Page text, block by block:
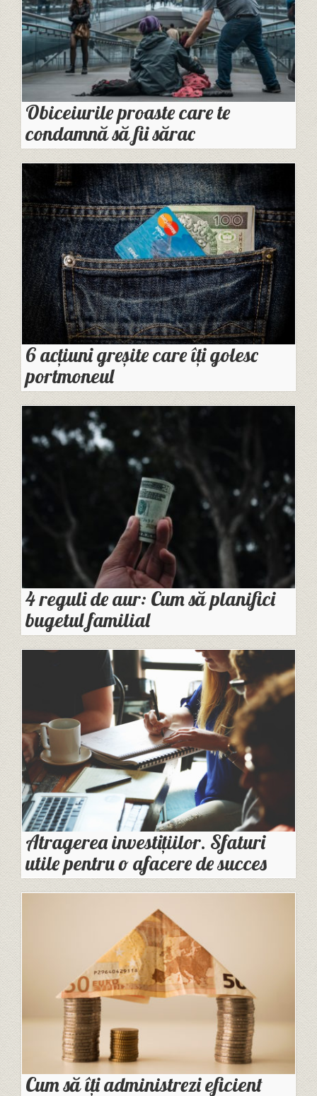
Obiceiurile proaste care te
condamnă să fii sărac
6 acțiuni greșite care îți golesc
portmoneul
4 reguli de aur: Cum să planifici
bugetul familial
Atragerea investițiilor. Sfaturi
utile pentru o afacere de succes
Cum să îți administrezi eficient